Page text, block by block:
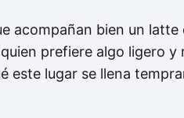
acompañan bien un latte
prefiere algo ligero y
este lugar se llena